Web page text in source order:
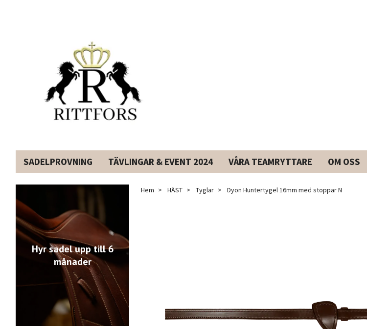
SADELPROVNING TÄVLINGAR & EVENT 2024 VÅRA TEAMRYTTARE OM OSS
Hyr sadel upp till 6
månader
Hem HÄST Tyglar Dyon Huntertygel 16mm med stoppar N